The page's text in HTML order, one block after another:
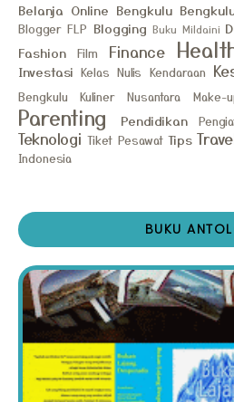
Belanja Online Bengkulu
Blogger FLP Blogging Buku Mildaini
Fashion Film Finance
Investasi Kelas Nulis Kendaraan
Bengkulu
Kuliner Nusantara Make-
Parenting
Pendidikan
Teknologi Tiket Pesawat Tips
Indonesia
BUKU